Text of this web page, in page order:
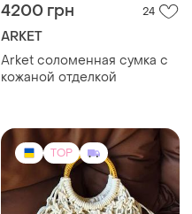
4200 грн 24
ARKET
Arket соломенная сумка с
кожаной отделкой
TOP